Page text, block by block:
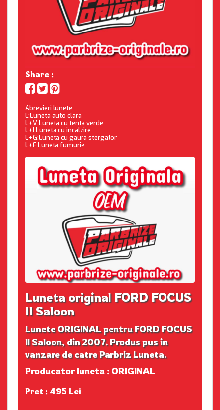
Share :
Abrevieri lunete:
L:Luneta auto clara
L+V:Luneta cu tenta verde
L+I:Luneta cu incalzire
L+G:Luneta cu gaura stergator
L+F:Luneta fumurie
Luneta original FORD FOCUS
II Saloon
Lunete ORIGINAL pentru FORD FOCUS
II Saloon, din 2007. Produs pus in
vanzare de catre Parbriz Luneta.
Producator luneta : ORIGINAL
Pret : 495 Lei